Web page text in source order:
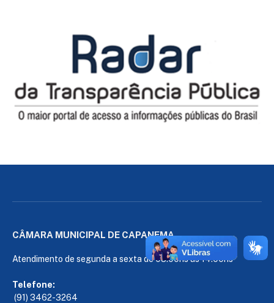
CÂMARA MUNICIPAL DE CAPANEMA
Atendimento de segunda a sexta de 08:00hs às 14:00hs
Telefone:
(91) 3462-3264